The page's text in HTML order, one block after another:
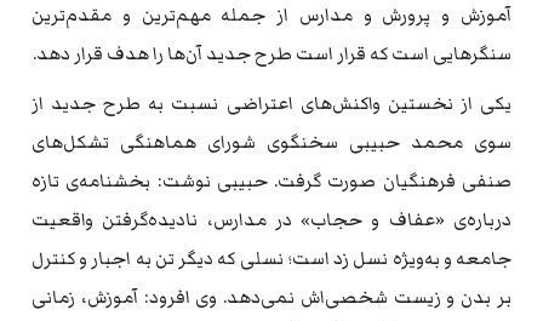
آموزش و پرورش و مدارس از جمله مهم‌ترین و مقدم‌ترین
سنگرهایی است که قرار است طرح جدید آن‌ها را هدف قرار دهد.
یکی از نخستین واکنش‌های اعتراضی نسبت به طرح جدید از
سوی محمد حبیبی سخنگوی شورای هماهنگی تشکل‌های
صنفی فرهنگیان صورت گرفت. حبیبی نوشت: بخشنامه‌ی تازه
درباره‌ی «عفاف و حجاب» در مدارس، نادیده‌گرفتن واقعیت
جامعه و به‌ویژه نسل زد است؛ نسلی که دیگر تن به اجبار و کنترل
بر بدن و زیست شخصی‌اش نمی‌دهد. وی افرود: آموزش، زمانی